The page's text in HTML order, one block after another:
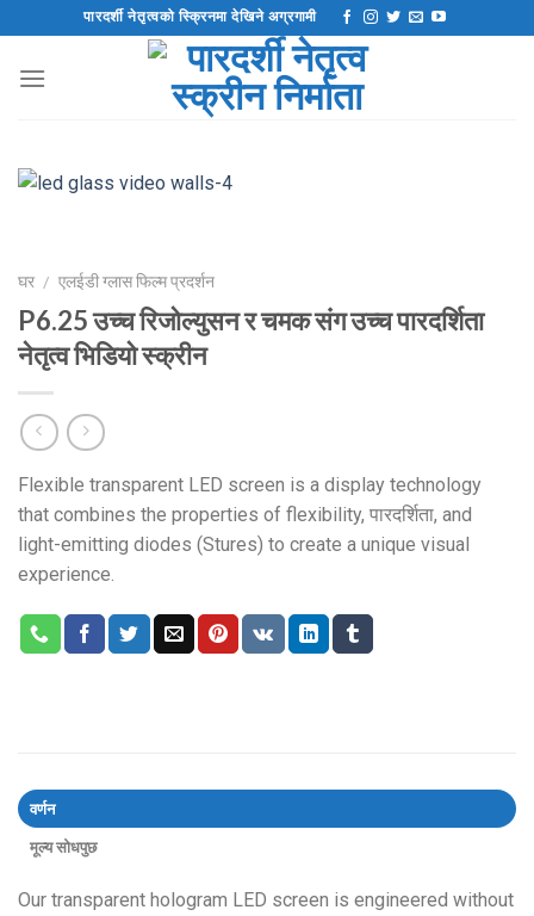
स्किप
गर्नुहोस्
पारदर्शी नेतृत्वको स्क्रिनमा देखिने अग्रगामी
घर / एलईडी ग्लास फिल्म प्रदर्शन
P6.25 उच्च रिजोल्युसन र चमक संग उच्च पारदर्शिता
नेतृत्व भिडियो स्क्रीन
Flexible transparent LED screen is a display technology
that combines the properties of flexibility, पारदर्शिता, and
light-emitting diodes (Stures) to create a unique visual
experience.
वर्णन
मूल्य सोधपुछ
Our transparent hologram LED screen is engineered without